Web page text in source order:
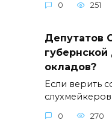
0 251
Депутатов
окладов?
Если верить
0 270